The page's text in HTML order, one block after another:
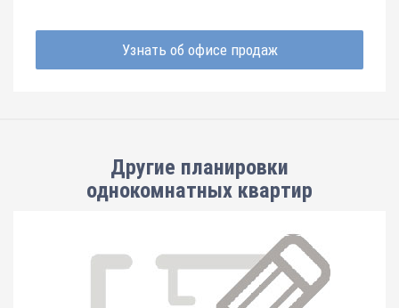
Узнать об офисе продаж
Другие планировки
однокомнатных квартир